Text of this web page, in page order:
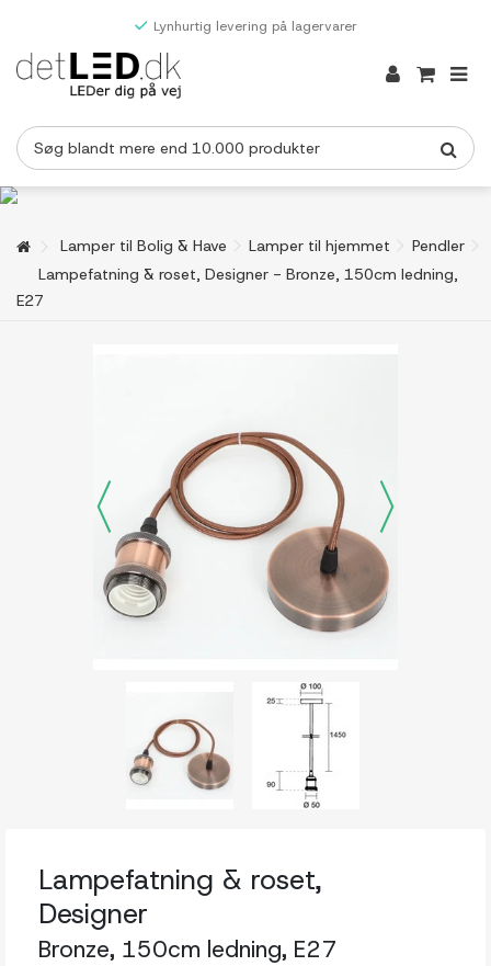
Lynhurtig levering på lagervarer
Lamper til Bolig & Have Lamper til hjemmet
Pendler
Lampefatning & roset, Designer - Bronze, 150cm ledning,
E27
Lampefatning & roset,
Designer
Bronze, 150cm ledning, E27